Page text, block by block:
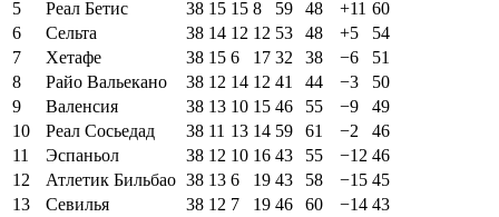
5 Реал Бетис 38 15 15 8 59 48 +11 60
6
Сельта 38 14 12 12 53 48 +5
54
7
Хетафе 38 15 6 17 32 38 −6
51
8
Райо Вальекано 38 12 14 12 41 44 −3
50
9
Валенсия 38 13 10 15 46 55 −9
49
10
Реал Сосьедад 38 11 13 14 59 61 −2
46
11
Эспаньол 38 12 10 16 43 55 −12 46
12
Атлетик Бильбао 38 13 6 19 43 58 −15 45
13
Севилья 38 12 7 19 46 60 −14 43